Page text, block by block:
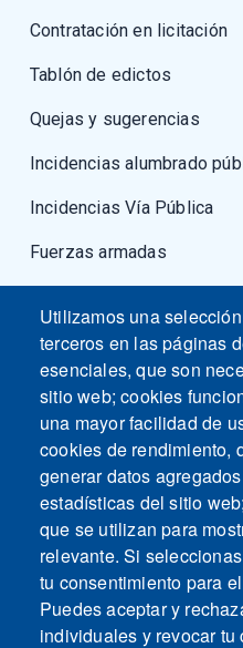
Contratación en licitación
Tablón de edictos
Quejas y sugerencias
Incidencias alumbrado
Incidencias Vía Pública
Fuerzas armadas
Utilizamos una
terceros en las páginas
esenciales, que son
sitio web; cookies
una mayor facilidad de
cookies de rendimiento,
generar datos
estadísticas del sitio
que se utilizan para
relevante. Si
tu consentimiento para
Puedes aceptar y
individuales y revocar tu